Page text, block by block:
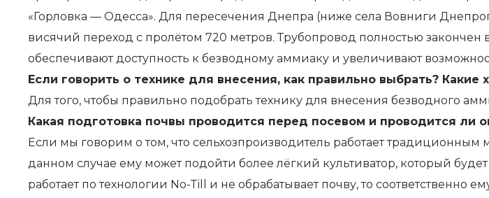
«Горловка — Одесса». Для пересечения Днепра (ниже села Вовниги
висячий переход с пролётом 720 метров. Трубопровод полностью закончен
обеспечивают доступность к безводному аммиаку и увеличивают
Если говорить о технике для внесения, как правильно выбрать? Какие
Для того, чтобы правильно подобрать технику для внесения безводного
Какая подготовка почвы проводится перед посевом и проводится ли
Если мы говорим о том, что сельхозпроизводитель работает
данном случае ему может подойти более лёгкий культиватор, который
работает по технологии No-Till и не обрабатывает почву, то